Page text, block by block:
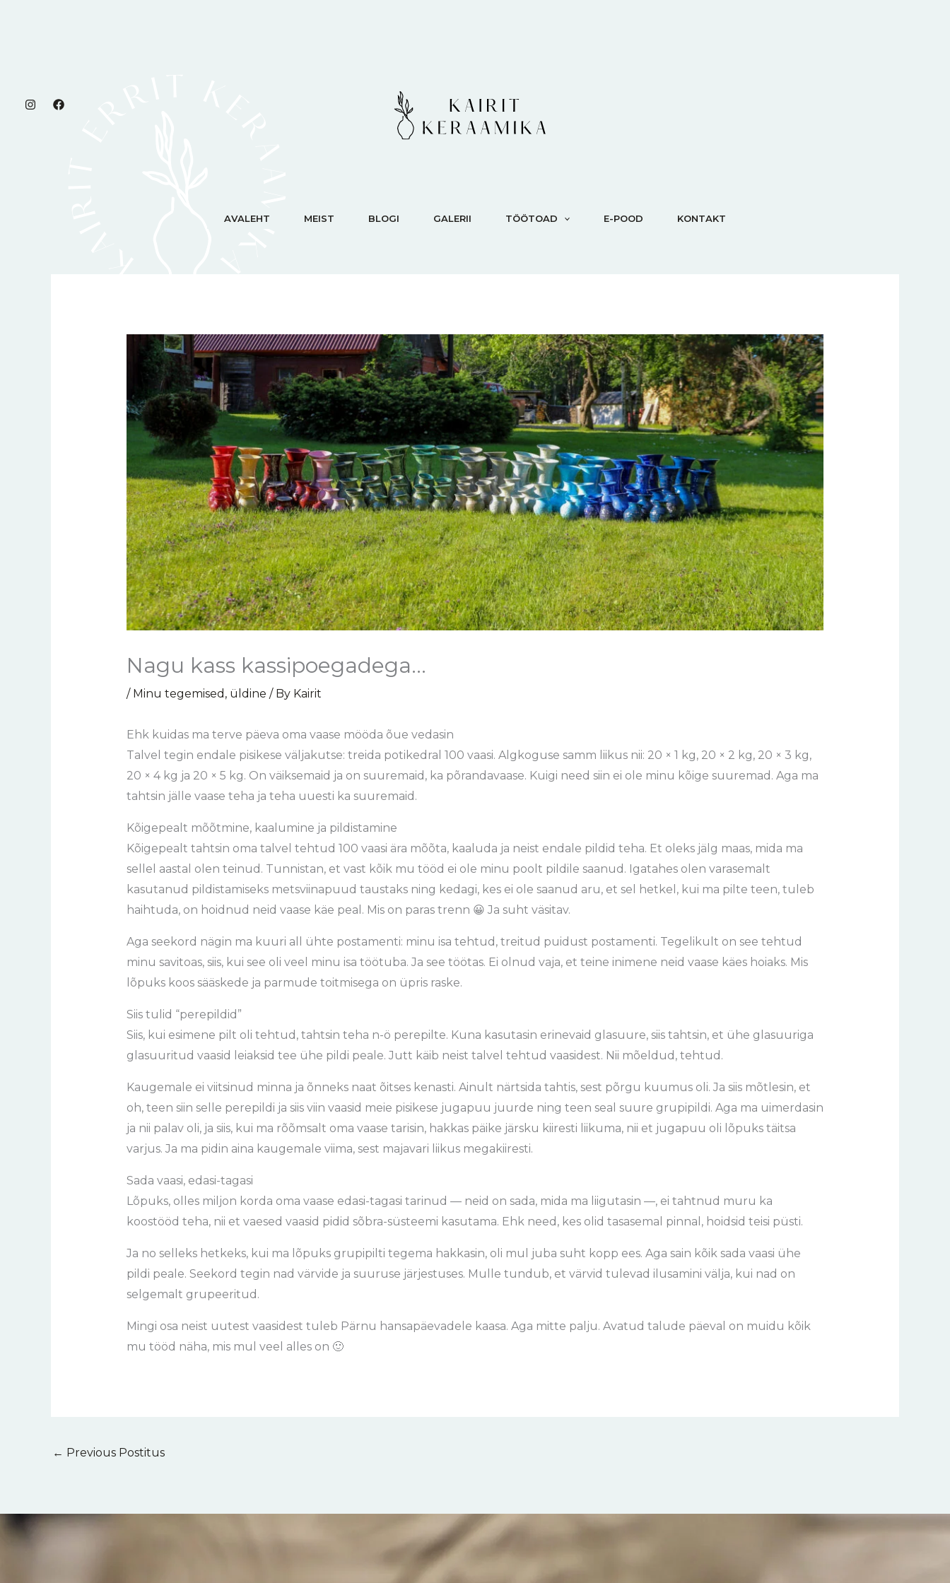
AVALEHT MEIST BLOGI GALERII TÖÖTOAD E-POOD KONTAKT
Nagu kass kassipoegadega…
/ Minu tegemised , üldine / By Kairit
Ehk kuidas ma terve päeva oma vaase mööda õue vedasin
Talvel tegin endale pisikese väljakutse: treida potikedral 100 vaasi. Algkoguse samm liikus nii: 20 × 1 kg, 20 × 2 kg, 20 × 3 kg,
20 × 4 kg ja 20 × 5 kg. On väiksemaid ja on suuremaid, ka põrandavaase. Kuigi need siin ei ole minu kõige suuremad. Aga ma
tahtsin jälle vaase teha ja teha uuesti ka suuremaid.
Kõigepealt mõõtmine, kaalumine ja pildistamine
Kõigepealt tahtsin oma talvel tehtud 100 vaasi ära mõõta, kaaluda ja neist endale pildid teha. Et oleks jälg maas, mida ma
sellel aastal olen teinud. Tunnistan, et vast kõik mu tööd ei ole minu poolt pildile saanud. Igatahes olen varasemalt
kasutanud pildistamiseks metsviinapuud taustaks ning kedagi, kes ei ole saanud aru, et sel hetkel, kui ma pilte teen, tuleb
haihtuda, on hoidnud neid vaase käe peal. Mis on paras trenn 😀 Ja suht väsitav.
Aga seekord nägin ma kuuri all ühte postamenti: minu isa tehtud, treitud puidust postamenti. Tegelikult on see tehtud
minu savitoas, siis, kui see oli veel minu isa töötuba. Ja see töötas. Ei olnud vaja, et teine inimene neid vaase käes hoiaks. Mis
lõpuks koos sääskede ja parmude toitmisega on üpris raske.
Siis tulid “perepildid”
Siis, kui esimene pilt oli tehtud, tahtsin teha n-ö perepilte. Kuna kasutasin erinevaid glasuure, siis tahtsin, et ühe glasuuriga
glasuuritud vaasid leiaksid tee ühe pildi peale. Jutt käib neist talvel tehtud vaasidest. Nii mõeldud, tehtud.
Kaugemale ei viitsinud minna ja õnneks naat õitses kenasti. Ainult närtsida tahtis, sest põrgu kuumus oli. Ja siis mõtlesin, et
oh, teen siin selle perepildi ja siis viin vaasid meie pisikese jugapuu juurde ning teen seal suure grupipildi. Aga ma uimerdasin
ja nii palav oli, ja siis, kui ma rõõmsalt oma vaase tarisin, hakkas päike järsku kiiresti liikuma, nii et jugapuu oli lõpuks täitsa
varjus. Ja ma pidin aina kaugemale viima, sest majavari liikus megakiiresti.
Sada vaasi, edasi-tagasi
Lõpuks, olles miljon korda oma vaase edasi-tagasi tarinud — neid on sada, mida ma liigutasin —, ei tahtnud muru ka
koostööd teha, nii et vaesed vaasid pidid sõbra-süsteemi kasutama. Ehk need, kes olid tasasemal pinnal, hoidsid teisi püsti.
Ja no selleks hetkeks, kui ma lõpuks grupipilti tegema hakkasin, oli mul juba suht kopp ees. Aga sain kõik sada vaasi ühe
pildi peale. Seekord tegin nad värvide ja suuruse järjestuses. Mulle tundub, et värvid tulevad ilusamini välja, kui nad on
selgemalt grupeeritud.
Mingi osa neist uutest vaasidest tuleb Pärnu hansapäevadele kaasa. Aga mitte palju. Avatud talude päeval on muidu kõik
mu tööd näha, mis mul veel alles on 🙂
← Previous Postitus